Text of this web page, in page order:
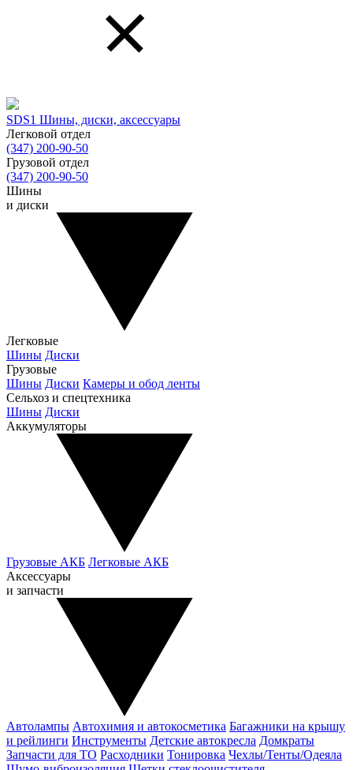
SDS1 Шины, диски, аксессуары
Легковой отдел
(347) 200-90-50
Грузовой отдел
(347) 200-90-50
Шины
и диски
Легковые
Шины Диски
Грузовые
Шины Диски Камеры и обод ленты
Сельхоз и спецтехника
Шины Диски
Аккумуляторы
Грузовые АКБ Легковые АКБ
Аксессуары
и запчасти
Автолампы Автохимия и автокосметика Багажники на крышу
и рейлинги Инструменты Детские автокресла Домкраты
Запчасти для ТО Расходники Тонировка Чехлы/Тенты/Одеяла